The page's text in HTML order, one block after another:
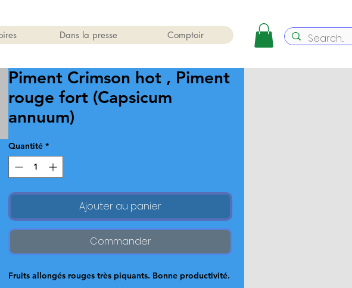
Dans la presse Comptoir
Piment Crimson hot , Piment
rouge fort (Capsicum
annuum)
Quantité *
Ajouter au panier
Commander
Fruits allongés rouges très piquants. Bonne productivité.